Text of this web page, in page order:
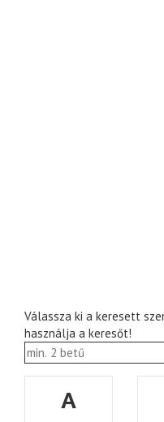
Válassza ki a keresett
használja a keresőt!
A